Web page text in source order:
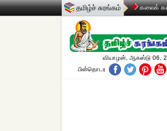
தமிழ்ச் சுரங்கம் கலைக்
வியாழன், ஆகஸ்டு 06,
பின்தொடர